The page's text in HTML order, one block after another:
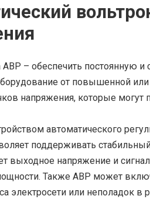
АВР – обеспечить постоянную
от повышенной
напряжения, которые
автоматического
поддерживать
выходное напряжение и
Также АВР может
электросети или неполадок в